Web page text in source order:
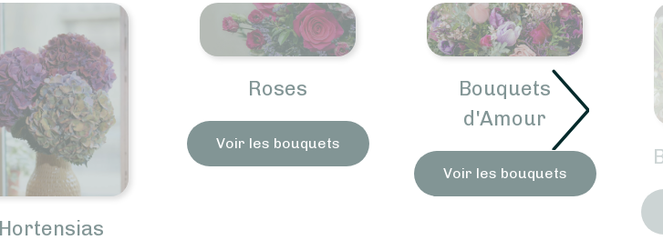
Hortensias
Roses
Voir les bouquets
Bouquets
d'Amour
Voir les bouquets